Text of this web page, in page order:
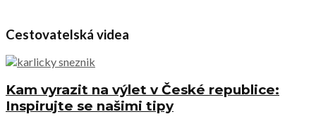
Cestovatelská videa
Kam vyrazit na výlet v České republice:
Inspirujte se našimi tipy